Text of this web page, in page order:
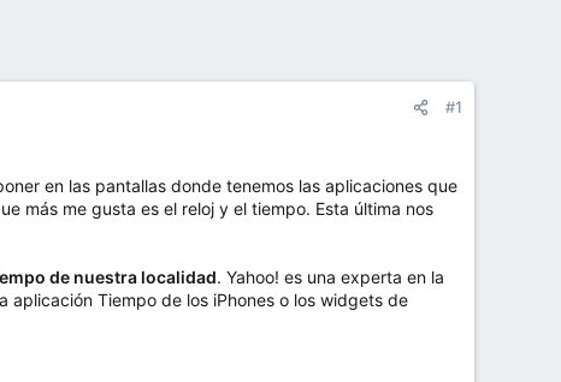
#1
en las pantallas donde tenemos las aplicaciones que
más me gusta es el reloj y el tiempo. Esta última nos
de nuestra localidad. Yahoo! es una experta en la
aplicación Tiempo de los iPhones o los widgets de